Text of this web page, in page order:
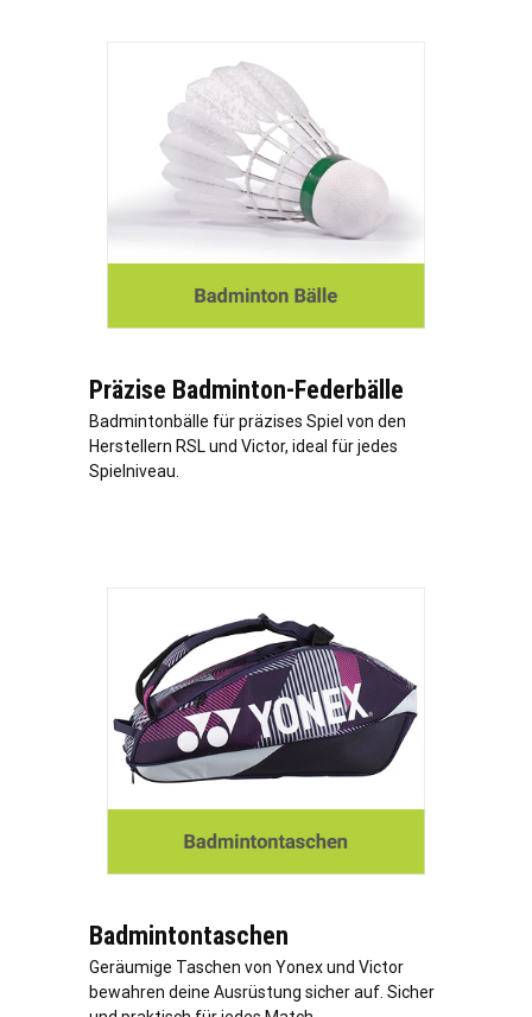
Präzise Badminton-Federbälle
Badmintonbälle für präzises Spiel von den
Herstellern RSL und Victor, ideal für jedes
Spielniveau.
Badmintontaschen
Geräumige Taschen von Yonex und Victor
bewahren deine Ausrüstung sicher auf. Sicher